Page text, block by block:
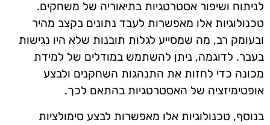
לניתוח ושיפור אסטרטגיות בתיאוריה של משחקים.
טכנולוגיות אלו מאפשרות לעבד נתונים בקצב מהיר
ובעומק רב, מה שמסייע לגלות תובנות שלא היו נגישות
בעבר. לדוגמה, ניתן להשתמש במודלים של למידת
מכונה כדי לחזות את התנהגות השחקנים ולבצע
אופטימיזציה של האסטרטגיות בהתאם לכך.
בנוסף, טכנולוגיות אלו מאפשרות לבצע סימולציות